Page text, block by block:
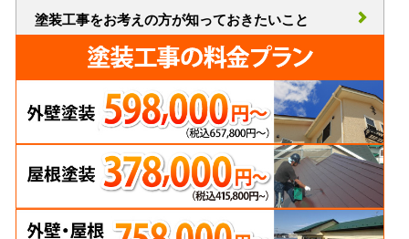
塗装工事をお考えの方が知っておきたいこと